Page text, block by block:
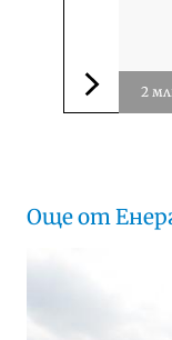
2
Още от